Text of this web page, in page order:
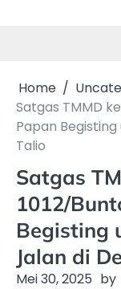
Home
Satgas TMMD
Papan
Talio
Satgas
1012/
Begisting
Jalan di
Mei 30, 2025 by